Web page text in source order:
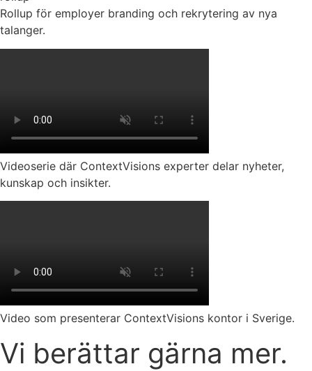
Rollup för employer branding och rekrytering av nya
talanger.
Videoserie där ContextVisions experter delar nyheter,
kunskap och insikter.
Video som presenterar ContextVisions kontor i Sverige.
Vi berättar gärna mer.